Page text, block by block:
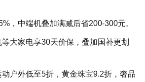
，中端机叠加满减后省200-300元。
大家电享30天价保，叠加国补更划
户外低至5折，黄金珠宝9.2折，奢品